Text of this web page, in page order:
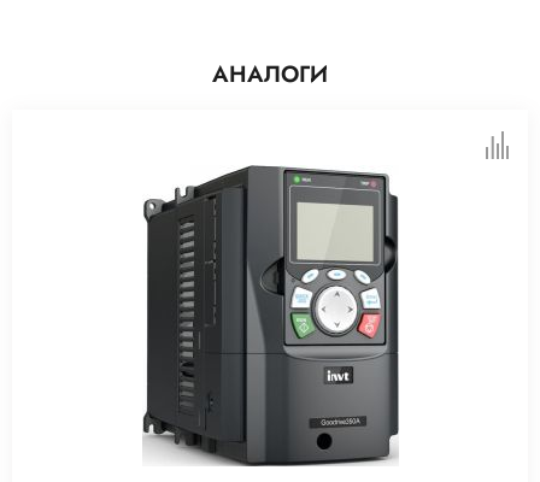
АНАЛОГИ